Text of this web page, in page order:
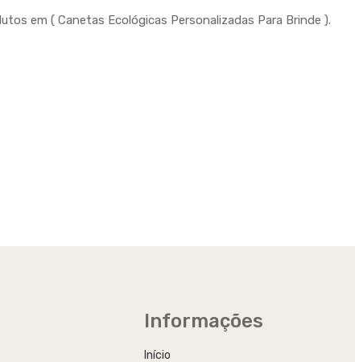
em ( Canetas Ecológicas Personalizadas Para Brinde ).
Informações
Início